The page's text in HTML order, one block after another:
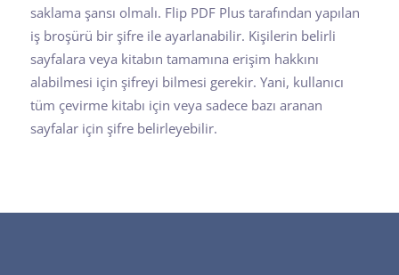
saklama şansı olmalı. Flip PDF Plus tarafından yapılan
iş broşürü bir şifre ile ayarlanabilir. Kişilerin belirli
sayfalara veya kitabın tamamına erişim hakkını
alabilmesi için şifreyi bilmesi gerekir. Yani, kullanıcı
tüm çevirme kitabı için veya sadece bazı aranan
sayfalar için şifre belirleyebilir.